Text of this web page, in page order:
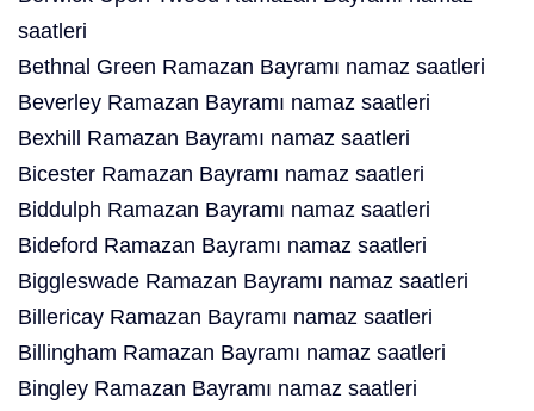
saatleri
Bethnal Green Ramazan Bayramı namaz saatleri
Beverley Ramazan Bayramı namaz saatleri
Bexhill Ramazan Bayramı namaz saatleri
Bicester Ramazan Bayramı namaz saatleri
Biddulph Ramazan Bayramı namaz saatleri
Bideford Ramazan Bayramı namaz saatleri
Biggleswade Ramazan Bayramı namaz saatleri
Billericay Ramazan Bayramı namaz saatleri
Billingham Ramazan Bayramı namaz saatleri
Bingley Ramazan Bayramı namaz saatleri